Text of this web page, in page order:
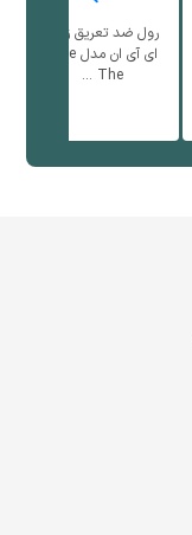
رول ضد تعریق زنانه
ای آی ان مدل Blue
The ...